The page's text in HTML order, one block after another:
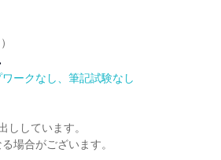
ークなし、筆記試験なし
しています。
場合がございます。